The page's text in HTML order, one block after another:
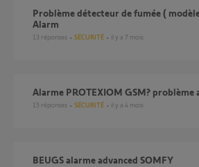
Problème détecteur de fumée ( modèle SF4100) avec Home
Alarm
13 réponses SÉCURITÉ il y a 7 mois
Alarme PROTEXIOM GSM? problème
15 réponses SÉCURITÉ il y a 4 mois
BEUGS alarme advanced SOMFY